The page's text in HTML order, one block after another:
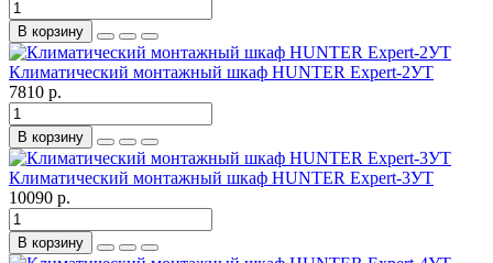
В корзину
Климатический монтажный шкаф HUNTER Expert-2УТ
7810 р.
В корзину
Климатический монтажный шкаф HUNTER Expert-3УТ
10090 р.
В корзину